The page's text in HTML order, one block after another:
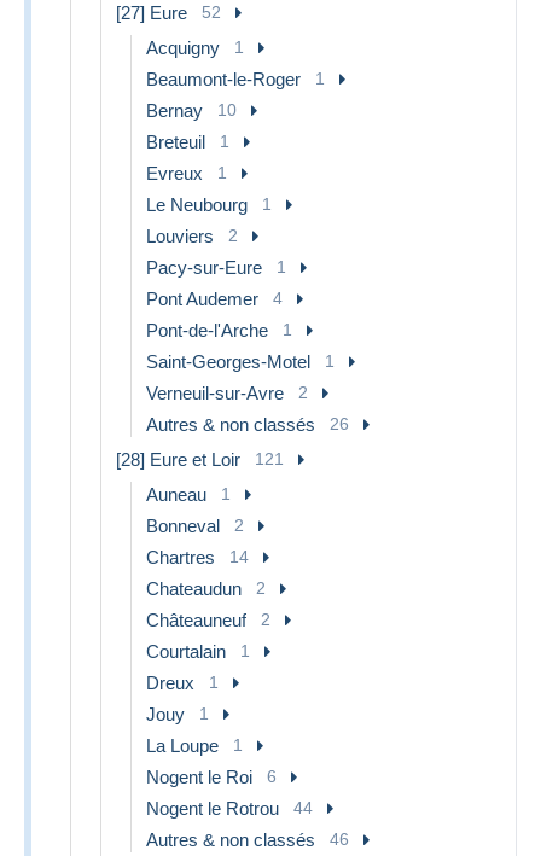
[27] Eure 52
Acquigny 1
Beaumont-le-Roger 1
Bernay 10
Breteuil 1
Evreux 1
Le Neubourg 1
Louviers 2
Pacy-sur-Eure 1
Pont Audemer 4
Pont-de-l'Arche 1
Saint-Georges-Motel 1
Verneuil-sur-Avre 2
Autres & non classés 26
[28] Eure et Loir 121
Auneau 1
Bonneval 2
Chartres 14
Chateaudun 2
Châteauneuf 2
Courtalain 1
Dreux 1
Jouy 1
La Loupe 1
Nogent le Roi 6
Nogent le Rotrou 44
Autres & non classés 46